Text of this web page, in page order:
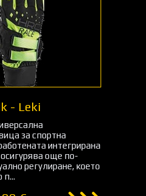
- Leki
за спортна
интегрирана
още по-
регулиране, което
п...